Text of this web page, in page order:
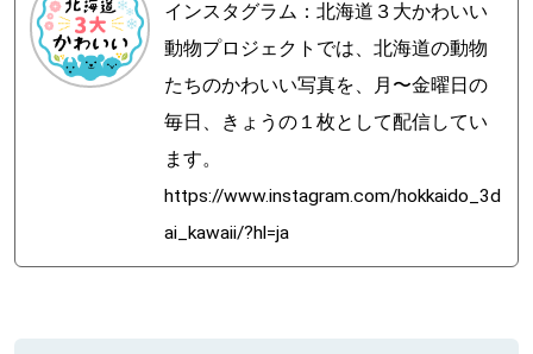
インスタグラム：北海道３大かわいい
動物プロジェクトでは、北海道の動物
たちのかわいい写真を、月〜金曜日の
毎日、きょうの１枚として配信してい
ます。
https://www.instagram.com/hokkaido_3d
ai_kawaii/?hl=ja